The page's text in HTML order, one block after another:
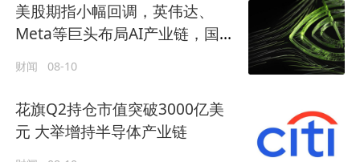
美股期指小幅回调，英伟达、
Meta等巨头布局AI产业链，国际
原油反弹
财闻 08-10
花旗Q2持仓市值突破3000亿美
元 大举增持半导体产业链